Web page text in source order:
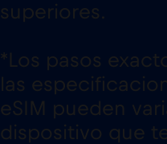
superiores.
*Los pasos
las
eSIM pueden
dispositivo que